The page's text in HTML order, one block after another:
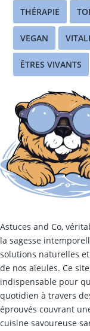
THÉRAPIE
VEGAN
ÊTRES VIVANTS
Astuces and Co,
la sagesse
solutions naturelles
de nos aïeules. Ce
indispensable pour
quotidien à travers
éprouvés couvrant
cuisine savoureuse